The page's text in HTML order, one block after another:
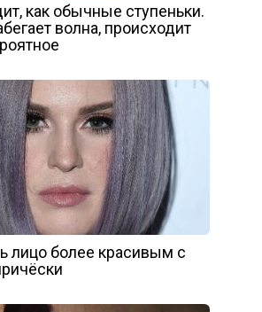
как обычные ступеньки.
волна, происходит
лицо более красивым с